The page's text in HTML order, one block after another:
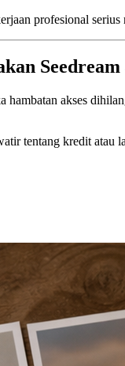
profesional
Seedream
akses
tentang kredit atau